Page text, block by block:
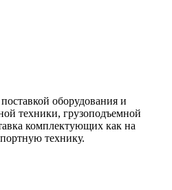
оборудования и
техники, грузоподъемной
комплектующих как на
технику.